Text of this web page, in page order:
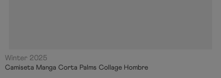
Winter 2025
Camiseta Manga Corta Palms Collage Hombre